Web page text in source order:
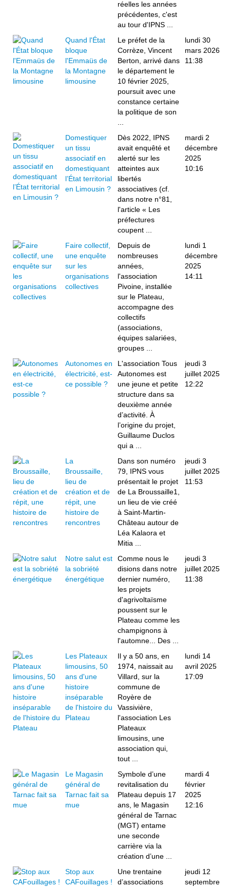
réelles les années
précédentes, c'est
au tour d'IPNS ...
Quand l'État
bloque
l'Emmaüs de
la Montagne
limousine
Le préfet de la
Corrèze, Vincent
Berton, arrivé dans
le département le
10 février 2025,
poursuit avec une
constance certaine
la politique de son
lundi 30
mars 2026
11:38
Domestiquer
un tissu
associatif en
domestiquant
l’État territorial
en Limousin ?
Dès 2022, IPNS
avait enquêté et
alerté sur les
atteintes aux
libertés
associatives (cf.
dans notre n°81,
l'article « Les
préfectures
coupent ...
mardi 2
décembre
2025
10:16
Faire collectif,
une enquête
sur les
organisations
collectives
Depuis de
nombreuses
années,
l'association
Pivoine, installée
sur le Plateau,
accompagne des
collectifs
(associations,
équipes salariées,
groupes ...
lundi 1
décembre
2025
14:11
Autonomes en
électricité, est-
ce possible ?
L'association Tous
Autonomes est
une jeune et petite
structure dans sa
deuxième année
d’activité. À
l’origine du projet,
Guillaume Duclos
qui a ...
jeudi 3
juillet 2025
12:22
La
Broussaille,
lieu de
création et de
répit, une
histoire de
rencontres
Dans son numéro
79, IPNS vous
présentait le projet
de La Broussaille1,
un lieu de vie créé
à Saint-Martin-
Château autour de
Léa Kalaora et
Mitia ...
jeudi 3
juillet 2025
11:53
Notre salut est
la sobriété
énergétique
Comme nous le
disions dans notre
dernier numéro,
les projets
d'agrivoltaïsme
poussent sur le
Plateau comme les
champignons à
l'automne... Des ...
jeudi 3
juillet 2025
11:38
Les Plateaux
limousins, 50
ans d'une
histoire
inséparable
de l'histoire du
Plateau
Il y a 50 ans, en
1974, naissait au
Villard, sur la
commune de
Royère de
Vassivière,
l'association Les
Plateaux
limousins, une
association qui,
tout ...
lundi 14
avril 2025
17:09
Le Magasin
général de
Tarnac fait sa
mue
Symbole d’une
revitalisation du
Plateau depuis 17
ans, le Magasin
général de Tarnac
(MGT) entame
une seconde
carrière via la
création d’une ...
mardi 4
février
2025
12:16
Stop aux
CAFouillages !
Une trentaine
d’associations
jeudi 12
septembre